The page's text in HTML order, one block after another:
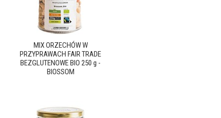
MIX ORZECHÓW W
PRZYPRAWACH FAIR TRADE
BEZGLUTENOWE BIO 250 g -
BIOSSOM